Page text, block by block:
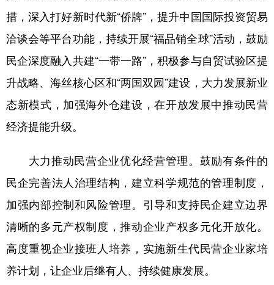
措，深入打好新时代新“侨牌”，提升中国国际投资贸易
洽谈会等平台功能，持续开展“福品销全球”活动，鼓励
民企深度融入共建“一带一路”，积极参与自贸试验区提
升战略、海丝核心区和“两国双园”建设，大力发展新业
态新模式，加强海外仓建设，在开放发展中推动民营
经济提能升级。
大力推动民营企业优化经营管理。鼓励有条件的
民企完善法人治理结构，建立科学规范的管理制度，
加强内部控制和风险管理。引导和支持民企建立边界
清晰的多元产权制度，推动企业产权多元化开放化。
高度重视企业接班人培养，实施新生代民营企业家培
养计划，让企业后继有人、持续健康发展。